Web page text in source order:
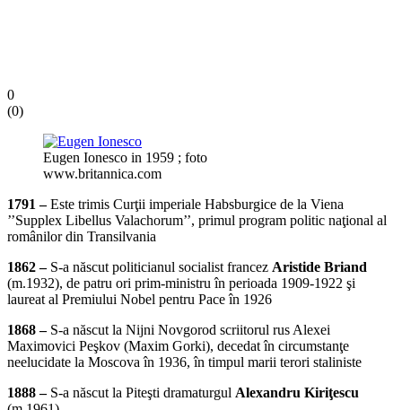
0
(0)
Eugen Ionesco in 1959 ; foto
www.britannica.com
1791 –Este trimis Curţii imperiale Habsburgice de la Viena
’’Supplex Libellus Valachorum’’, primul program politic naţional al
românilor din Transilvania
1862 –S-a născut politicianul socialist francez Aristide Briand
(m.1932), de patru ori prim-ministru în perioada 1909-1922 şi
laureat al Premiului Nobel pentru Pace în 1926
1868 –S-a născut la Nijni Novgorod scriitorul rus Alexei
Maximovici Peşkov (Maxim Gorki), decedat în circumstanţe
neelucidate la Moscova în 1936, în timpul marii terori staliniste
1888 –S-a născut la Piteşti dramaturgul Alexandru Kiriţescu